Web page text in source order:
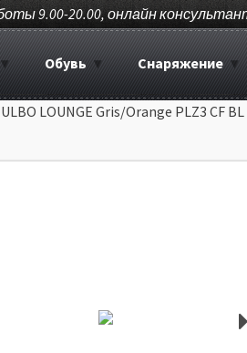
9.00-20.00, онлайн
Обувь Снаряжение
LOUNGE Gris/Orange PLZ3 CF BL